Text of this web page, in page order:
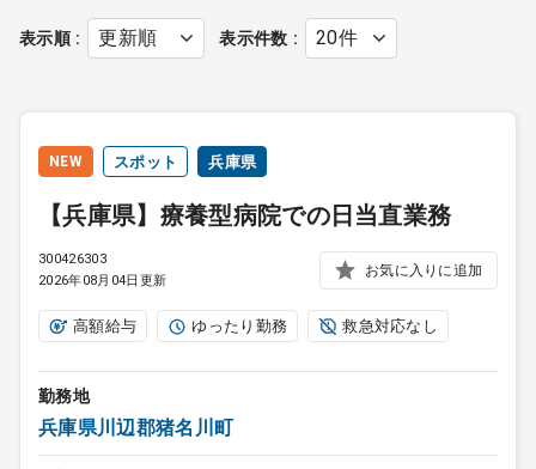
採用をお考えの医療機関の方
表示順 表示件数
NEW スポット 兵庫県
【兵庫県】療養型病院での日当直業務
300426303
2026年08月04日更新
お気に入りに追加
高額給与 ゆったり勤務 救急対応なし
勤務地
兵庫県川辺郡猪名川町